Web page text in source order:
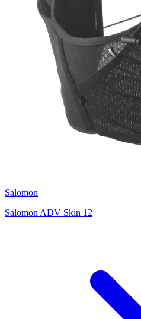
Salomon
Salomon ADV Skin 12